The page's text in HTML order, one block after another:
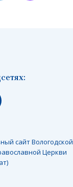
сайт Вологодской
Церкви